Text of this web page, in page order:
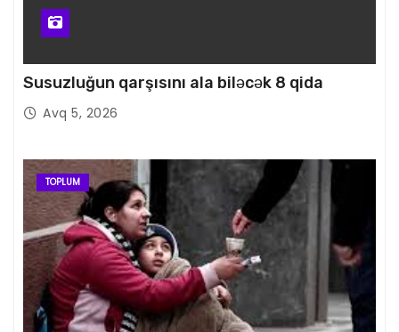
Susuzluğun qarşısını ala biləcək 8 qida
Avq 5, 2026
TOPLUM